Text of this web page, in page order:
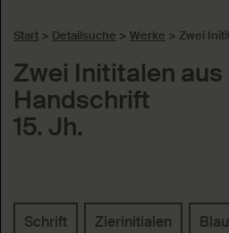
Start > Detailsuche > Werke > Zwei
Zwei Inititalen aus
Handschrift
15. Jh.
Schlagworte
Schrift
Zierinitialen Blau